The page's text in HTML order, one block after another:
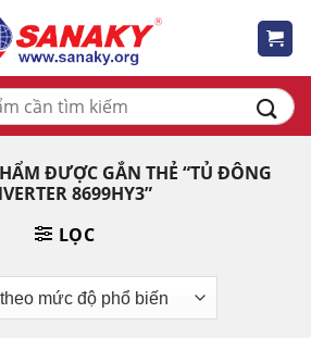
ĐƯỢC GẮN THẺ “TỦ ĐÔNG
8699HY3”
LỌC